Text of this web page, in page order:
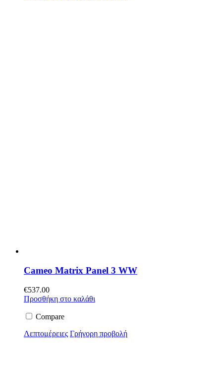
Cameo Matrix Panel 3 WW
€537.00
Προσθήκη στο καλάθι
Compare
Λεπτομέρειες Γρήγορη προβολή